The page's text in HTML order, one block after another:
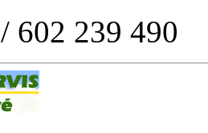
602 239 490